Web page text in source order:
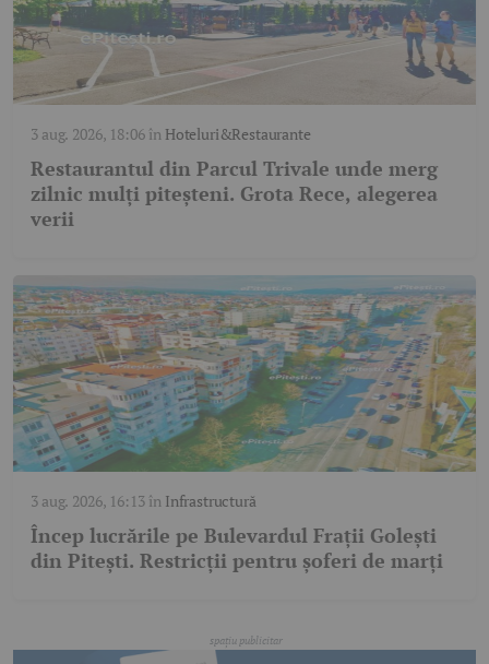
3 aug. 2026, 18:06în Hoteluri&Restaurante
Restaurantul din Parcul Trivale unde merg
zilnic mulți piteșteni. Grota Rece, alegerea
verii
3 aug. 2026, 16:13în Infrastructură
Încep lucrările pe Bulevardul Frații Golești
din Pitești. Restricții pentru șoferi de marți